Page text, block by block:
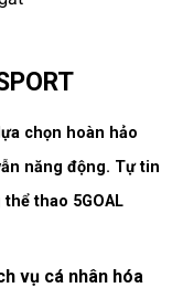
chọn hoàn hảo
năng động. Tự tin
thao 5GOAL
vụ cá nhân hóa